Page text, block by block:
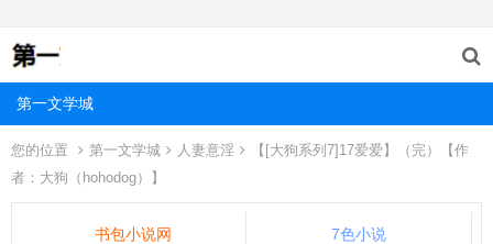
第一文学城
您的位置 第一文学城 人妻意淫
【[大狗系列7]17爱爱】（完）【作
者：大狗（hohodog）】
书包小说网 7色小说